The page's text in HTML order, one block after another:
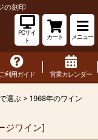
の刻印
PCサイ
ト
カート メニュー
ご利用ガイド 営業カレンダー
選ぶ > 1968年のワイン
ジワイン]